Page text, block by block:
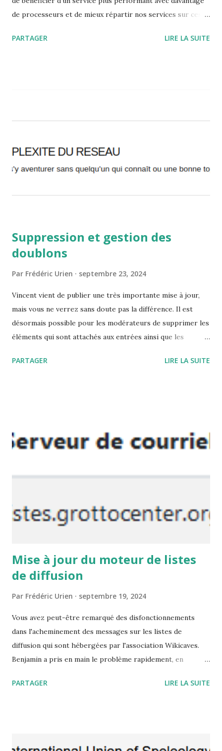
de processeurs et de mieux répartir nos services sur ces
PARTAGER LIRE LA SUITE
Suppression et gestion des
doublons
Par Frédéric Urien septembre 23, 2024
Vincent vient de publier une très importante mise à jour,
mais vous ne verrez sans doute pas la différence. Il est
désormais possible pour les modérateurs de supprimer les
éléments qui sont attachés aux entrées ainsi que les
organisations. Les modérateurs peuvent également les
PARTAGER LIRE LA SUITE
Mise à jour du moteur de listes
de diffusion
Par Frédéric Urien septembre 19, 2024
Vous avez peut-être remarqué des disfonctionnements
dans l'acheminement des messages sur les listes de
diffusion qui sont hébergées par l'association Wikicaves.
Benjamin a pris en main le problème rapidement, en
mémoire disponible et en affinant les paramètres. Tout
PARTAGER LIRE LA SUITE